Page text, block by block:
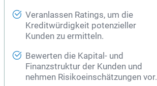
Veranlassen Ratings, um die
Kreditwürdigkeit potenzieller
Kunden zu ermitteln.
Bewerten die Kapital- und
Finanzstruktur der Kunden und
nehmen Risikoeinschätzungen vor.